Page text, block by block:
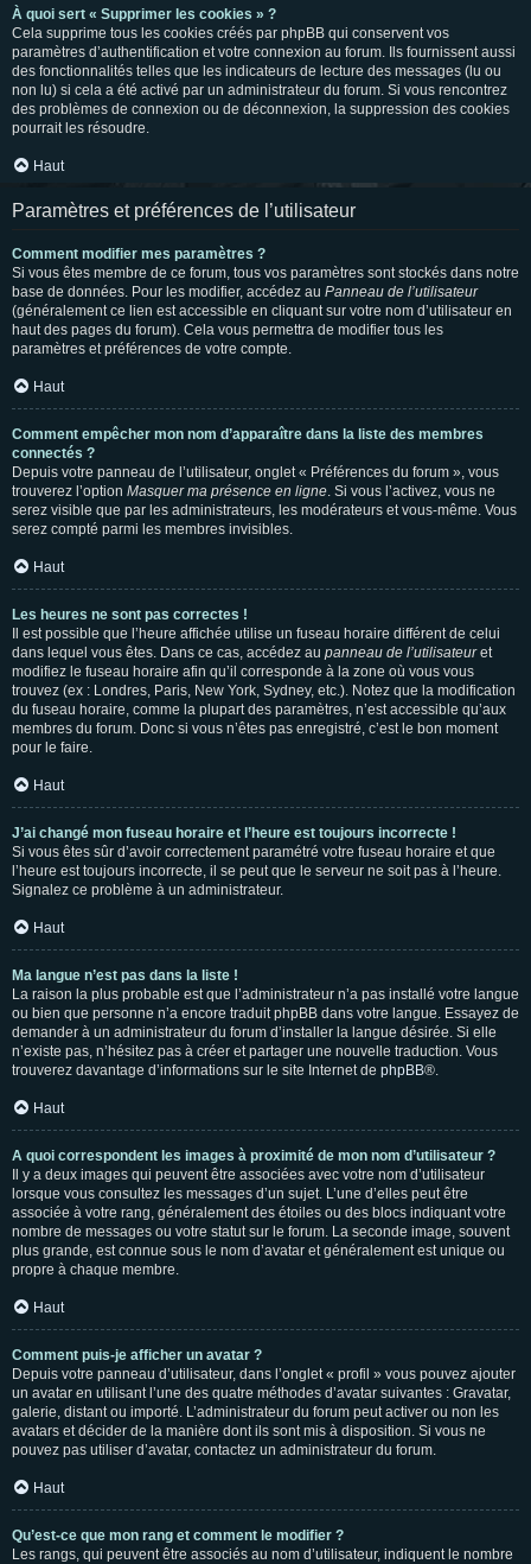
À quoi sert « Supprimer les cookies » ?
Cela supprime tous les cookies créés par phpBB qui conservent vos
paramètres d’authentification et votre connexion au forum. Ils fournissent aussi
des fonctionnalités telles que les indicateurs de lecture des messages (lu ou
non lu) si cela a été activé par un administrateur du forum. Si vous rencontrez
des problèmes de connexion ou de déconnexion, la suppression des cookies
pourrait les résoudre.
Haut
Paramètres et préférences de l’utilisateur
Comment modifier mes paramètres ?
Si vous êtes membre de ce forum, tous vos paramètres sont stockés dans notre
base de données. Pour les modifier, accédez au Panneau de l’utilisateur
(généralement ce lien est accessible en cliquant sur votre nom d’utilisateur en
haut des pages du forum). Cela vous permettra de modifier tous les
paramètres et préférences de votre compte.
Haut
Comment empêcher mon nom d’apparaître dans la liste des membres
connectés ?
Depuis votre panneau de l’utilisateur, onglet « Préférences du forum », vous
trouverez l’option Masquer ma présence en ligne. Si vous l’activez, vous ne
serez visible que par les administrateurs, les modérateurs et vous-même. Vous
serez compté parmi les membres invisibles.
Haut
Les heures ne sont pas correctes !
Il est possible que l’heure affichée utilise un fuseau horaire différent de celui
dans lequel vous êtes. Dans ce cas, accédez au panneau de l’utilisateuret
modifiez le fuseau horaire afin qu’il corresponde à la zone où vous vous
trouvez (ex : Londres, Paris, New York, Sydney, etc.). Notez que la modification
du fuseau horaire, comme la plupart des paramètres, n’est accessible qu’aux
membres du forum. Donc si vous n’êtes pas enregistré, c’est le bon moment
pour le faire.
Haut
J’ai changé mon fuseau horaire et l’heure est toujours incorrecte !
Si vous êtes sûr d’avoir correctement paramétré votre fuseau horaire et que
l’heure est toujours incorrecte, il se peut que le serveur ne soit pas à l’heure.
Signalez ce problème à un administrateur.
Haut
Ma langue n’est pas dans la liste !
La raison la plus probable est que l’administrateur n’a pas installé votre langue
ou bien que personne n’a encore traduit phpBB dans votre langue. Essayez de
demander à un administrateur du forum d’installer la langue désirée. Si elle
n’existe pas, n’hésitez pas à créer et partager une nouvelle traduction. Vous
trouverez davantage d’informations sur le site Internet de phpBB®.
Haut
A quoi correspondent les images à proximité de mon nom d’utilisateur ?
Il y a deux images qui peuvent être associées avec votre nom d’utilisateur
lorsque vous consultez les messages d’un sujet. L’une d’elles peut être
associée à votre rang, généralement des étoiles ou des blocs indiquant votre
nombre de messages ou votre statut sur le forum. La seconde image, souvent
plus grande, est connue sous le nom d’avatar et généralement est unique ou
propre à chaque membre.
Haut
Comment puis-je afficher un avatar ?
Depuis votre panneau d’utilisateur, dans l’onglet « profil » vous pouvez ajouter
un avatar en utilisant l’une des quatre méthodes d’avatar suivantes : Gravatar,
galerie, distant ou importé. L’administrateur du forum peut activer ou non les
avatars et décider de la manière dont ils sont mis à disposition. Si vous ne
pouvez pas utiliser d’avatar, contactez un administrateur du forum.
Haut
Qu’est-ce que mon rang et comment le modifier ?
Les rangs, qui peuvent être associés au nom d’utilisateur, indiquent le nombre